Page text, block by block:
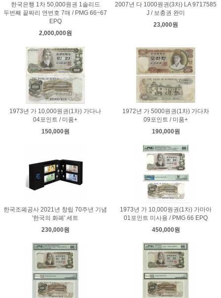
한국은행 1차 50,000원권 1솔리드
두번째 끝짜리 연번호 7매 / PMG 66~67
EPQ
2,000,000원
2007년 다 1000원권(3차) LA 9717585
J / 보충권 완미
23,000원
1973년 가 10,000원권(1차) 가다나
04포인트 / 미품+
150,000원
1972년 가 5000원권(1차) 가다차
09포인트 / 미품+
190,000원
한국조폐공사 2021년 창립 70주년 기념
'한국의 화폐' 세트
230,000원
1973년 가 10,000원권(1차) 가마아
01포인트 미사용 / PMG 66 EPQ
450,000원